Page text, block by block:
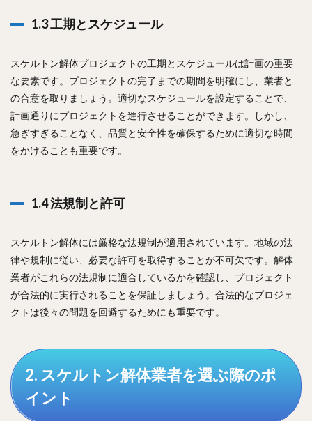
1.3 工期とスケジュール
スケルトン解体プロジェクトの工期とスケジュールは計画の重要
な要素です。プロジェクトの完了までの期間を明確にし、業者と
の合意を取りましょう。適切なスケジュールを設定することで、
計画通りにプロジェクトを進行させることができます。しかし、
急ぎすぎることなく、品質と安全性を確保するために適切な時間
をかけることも重要です。
1.4 法規制と許可
スケルトン解体には厳格な法規制が適用されています。地域の法
律や規制に従い、必要な許可を取得することが不可欠です。解体
業者がこれらの法規制に適合しているかを確認し、プロジェクト
が合法的に実行されることを保証しましょう。合法的なプロジェ
クトは後々の問題を回避するためにも重要です。
2. スケルトン解体業者を選ぶ際のポ
イント